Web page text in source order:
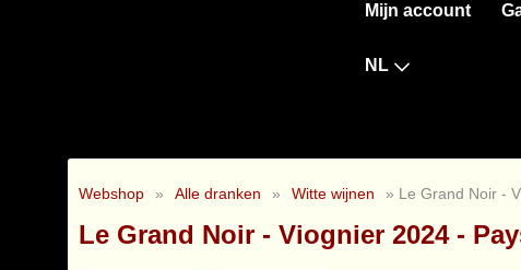
Mijn account
NL
Webshop » Alle dranken » Witte wijnen » Le Grand Noir -
Le Grand Noir - Viognier 2024 -